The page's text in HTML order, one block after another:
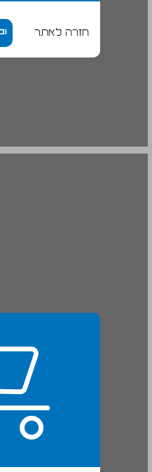
חזרה לאתר